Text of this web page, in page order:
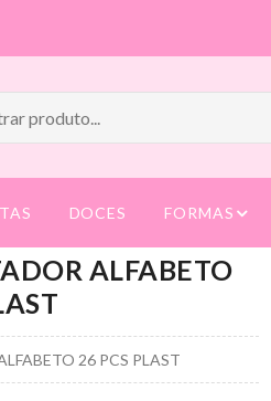
DOCES FORMAS
ALFABETO
26 PCS PLAST